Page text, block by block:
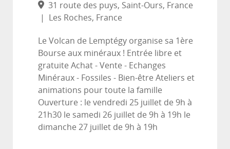
31 route des puys, Saint-Ours, France
Les Roches, France
Le Volcan de Lemptégy organise sa 1ère
Bourse aux minéraux ! Entrée libre et
gratuite Achat - Vente - Echanges
Minéraux - Fossiles - Bien-être Ateliers et
animations pour toute la famille
Ouverture : le vendredi 25 juillet de 9h à
21h30 le samedi 26 juillet de 9h à 19h le
dimanche 27 juillet de 9h à 19h